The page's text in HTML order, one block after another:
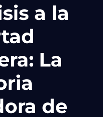
a la
La
de